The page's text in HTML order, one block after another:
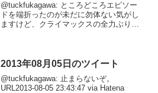
@tuckfukagawa: ところどころエピソー
ドを端折ったのが未だに勿体ない気がし
ますけど、クライマックスの全力ぶりは
2013年08月05日のツイート
@tuckfukagawa: 止まらないぞ。
URL2013-08-05 23:43:47 via Hatena